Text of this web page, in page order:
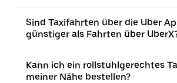
Sind Taxifahrten über die Uber
günstiger als Fahrten über
Kann ich ein rollstuhlgerechtes
meiner Nähe bestellen?